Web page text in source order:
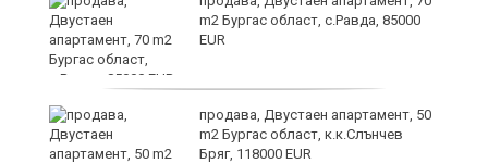
m2 Бургас област, с.Равда, 85000
EUR
продава, Двустаен апартамент, 50
m2 Бургас област, к.к.Слънчев
Бряг, 118000 EUR